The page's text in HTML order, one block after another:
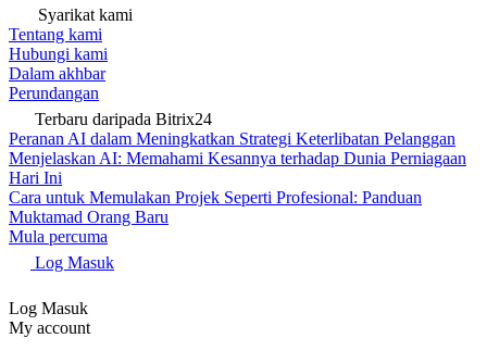
Syarikat kami
Tentang kami
Hubungi kami
Dalam akhbar
Perundangan
Terbaru daripada Bitrix24
Peranan AI dalam Meningkatkan Strategi Keterlibatan Pelanggan
Menjelaskan AI: Memahami Kesannya terhadap Dunia Perniagaan
Hari Ini
Cara untuk Memulakan Projek Seperti Profesional: Panduan
Muktamad Orang Baru
Mula percuma
Log Masuk
Log Masuk
My account